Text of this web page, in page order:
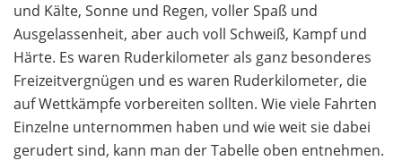
und Kälte, Sonne und Regen, voller Spaß und
Ausgelassenheit, aber auch voll Schweiß, Kampf und
Härte. Es waren Ruderkilometer als ganz besonderes
Freizeitvergnügen und es waren Ruderkilometer, die
auf Wettkämpfe vorbereiten sollten. Wie viele Fahrten
Einzelne unternommen haben und wie weit sie dabei
gerudert sind, kann man der Tabelle oben entnehmen.